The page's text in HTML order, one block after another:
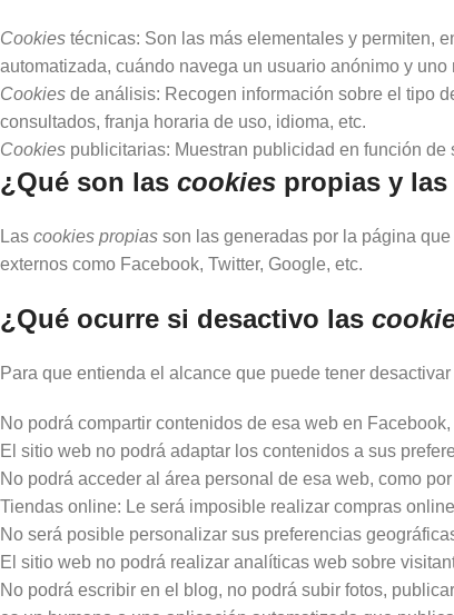
Cookies técnicas: Son las más elementales y permiten,
automatizada, cuándo navega un usuario anónimo y
Cookies de análisis: Recogen información sobre el tipo
consultados, franja horaria de uso, idioma, etc.
Cookies publicitarias: Muestran publicidad en función
¿Qué son las cookies propias y
Las cookies propias son las generadas por la página
externos como Facebook, Twitter, Google, etc.
¿Qué ocurre si desactivo las
Para que entienda el alcance que puede tener
No podrá compartir contenidos de esa web en
El sitio web no podrá adaptar los contenidos a sus
No podrá acceder al área personal de esa web, como
Tiendas online: Le será imposible realizar compras
No será posible personalizar sus preferencias
El sitio web no podrá realizar analíticas web sobre
No podrá escribir en el blog, no podrá subir fotos,